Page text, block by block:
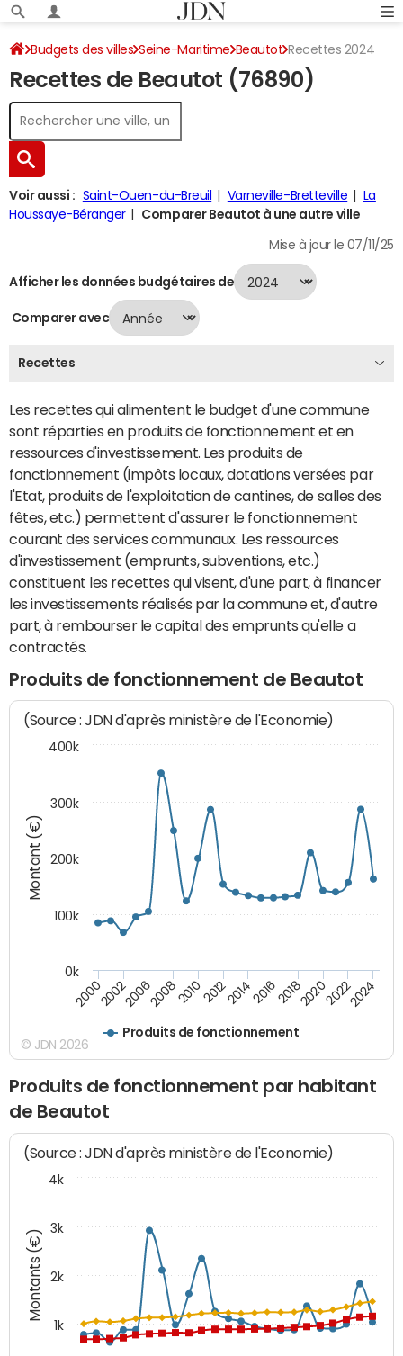
Budgets des villes Seine-Maritime Beautot Recettes 2024
Recettes de Beautot (76890)
Voir aussi : Saint-Ouen-du-Breuil Varneville-Bretteville
La
Houssaye-Béranger
Comparer Beautot à une autre ville
Mise à jour le 07/11/25
Afficher les données budgétaires de
Comparer avec
Recettes
Les recettes qui alimentent le budget d'une commune
sont réparties en produits de fonctionnement et en
ressources d'investissement. Les produits de
fonctionnement (impôts locaux, dotations versées par
l'Etat, produits de l'exploitation de cantines, de salles des
fêtes, etc.) permettent d'assurer le fonctionnement
courant des services communaux. Les ressources
d'investissement (emprunts, subventions, etc.)
constituent les recettes qui visent, d'une part, à financer
les investissements réalisés par la commune et, d'autre
part, à rembourser le capital des emprunts qu'elle a
contractés.
Produits de fonctionnement de Beautot
Montant (€)
(Source : JDN d'après ministère de l'Economie)
Produits de fonctionnement
200020022006200820102012201420162018202020222024
0k
100k
200k
300k
400k
© JDN 2026
Produits de fonctionnement par habitant
de Beautot
Montants (€)
(Source : JDN d'après ministère de l'Economie)
1k
2k
3k
4k